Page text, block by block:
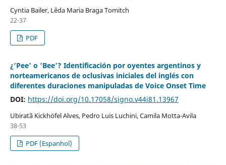
Cyntia Bailer, Lêda Maria Braga Tomitch
22-37
PDF
¿‘Pee’ o ‘Bee’? Identificación por oyentes argentinos y
norteamericanos de oclusivas iniciales del inglés con
diferentes duraciones manipuladas de Voice Onset Time
DOI: https://doi.org/10.17058/signo.v44i81.13967
Ubiratã Kickhöfel Alves, Pedro Luis Luchini, Camila Motta-Avila
38-53
PDF (Espanhol)